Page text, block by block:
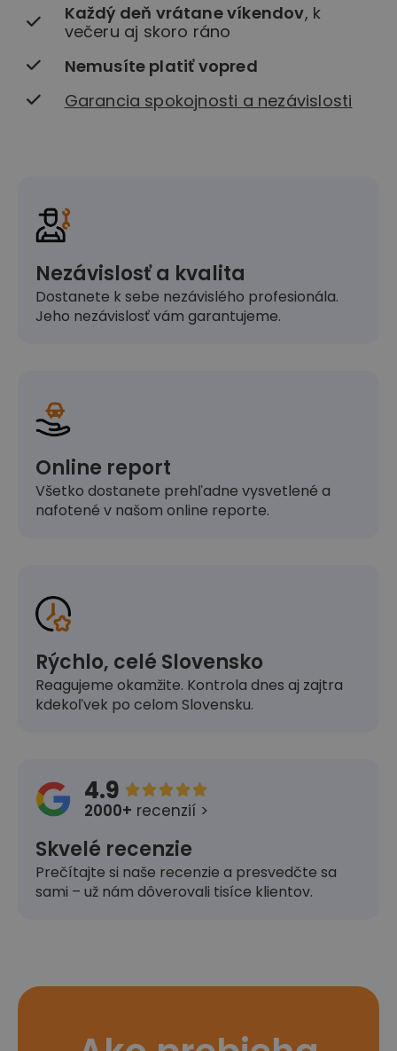
Každý deň vrátane víkendov, k
večeru aj skoro ráno
Nemusíte platiť vopred
Garancia spokojnosti a nezávislosti
Nezávislosť a kvalita
Dostanete k sebe nezávislého profesionála.
Jeho nezávislosť vám garantujeme.
Online report
Všetko dostanete prehľadne vysvetlené a
nafotené v našom online reporte.
Rýchlo, celé Slovensko
Reagujeme okamžite. Kontrola dnes aj zajtra
kdekoľvek po celom Slovensku.
4.9 
2000+ recenzií >
Skvelé recenzie
Prečítajte si naše recenzie a presvedčte sa
sami – už nám dôverovali tisíce klientov.